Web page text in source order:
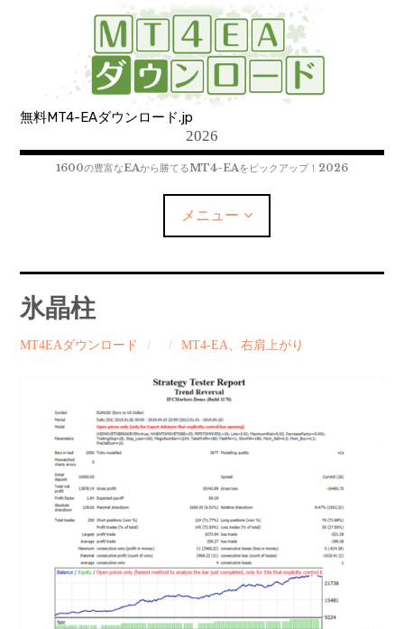
無料MT4-EAダウンロード.jp
2026
1600の豊富なEAから勝てるMT4-EAをピックアップ！2026
メニュー
MT4-EAﾀﾞｳﾝﾛｰﾄﾞ
MT5-EAﾀﾞｳﾝﾛｰﾄﾞ
MT4インジケーター(制限解除中)
MT5インジケーター(制限解除中)
氷晶柱
MT4EAダウンロード MT4-EA、右肩上がり